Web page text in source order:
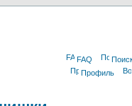
FAQ
Профиль